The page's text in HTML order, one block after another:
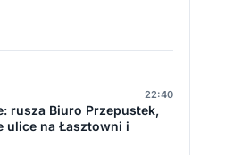
22:40
rusza Biuro Przepustek,
ulice na Łasztowni i